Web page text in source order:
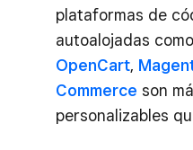
plataformas de
autoalojadas como
OpenCart,
Commerce son
personalizables